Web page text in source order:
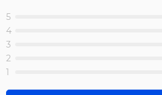
5
4
3
2
1